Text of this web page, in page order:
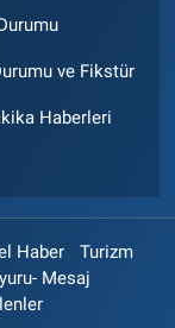
ve Fikstür
Haberleri
Haber
Turizm
Mesaj